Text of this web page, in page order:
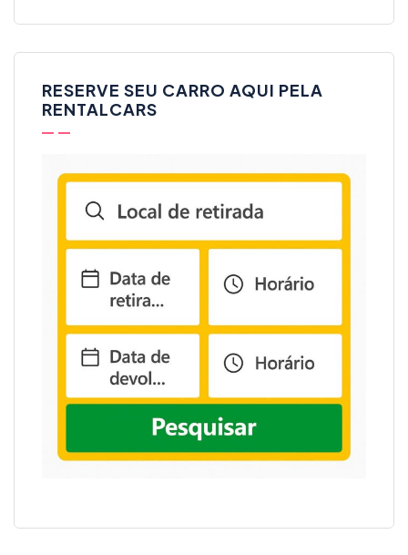
RESERVE SEU CARRO AQUI PELA
RENTALCARS